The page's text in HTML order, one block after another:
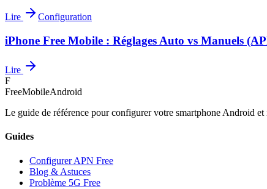
Lire Configuration
iPhone Free Mobile : Réglages Auto vs Manuels
Lire
F
FreeMobileAndroid
Le guide de référence pour configurer votre smartphone Android
Guides
Configurer APN Free
Blog & Astuces
Problème 5G Free